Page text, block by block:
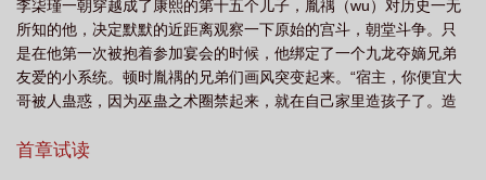
分不掉了无弹窗 被读心后这手分不掉了免费阅读 【被读心后我人设崩了】by
二十二挽 晋江完结文 被读心后兄弟们学会了演戏(清穿)VIP免费 被读心后兄弟
们学会了演戏清穿 我逃不掉了 被读心后这手分不掉了排雷 被读心后兄弟们
学会了演戏(清穿)86 被读心后兄弟们学会了演戏(清穿)瞄酒 被读心后这手分不
李柒瑾一朝穿越成了康熙的第十五个儿子，胤禑（wu）对历史一无
所知的他，决定默默的近距离观察一下原始的宫斗，朝堂斗争。只
是在他第一次被抱着参加宴会的时候，他绑定了一个九龙夺嫡兄弟
友爱的小系统。顿时胤禑的兄弟们画风突变起来。“宿主，你便宜大
哥被人蛊惑，因为巫蛊之术圈禁起来，就在自己家里造孩子了。造
头，还不会跑的胤禑：……胤褆看着被人抱在怀里，流着口水的胤
首章试读